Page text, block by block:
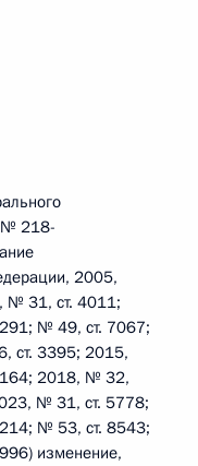
№ 218-
2005,
№ 31, ст. 4011;
№ 49, ст. 7067;
ст. 3395; 2015,
2018, № 32,
№ 31, ст. 5778;
№ 53, ст. 8543;
изменение,